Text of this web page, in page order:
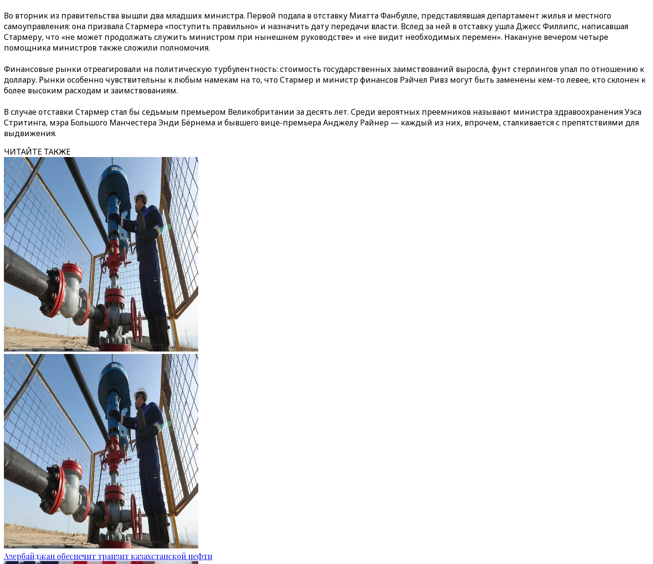
Во вторник из правительства вышли два младших министра. Первой подала в отставку Миатта Фанбулле, представлявшая департамент жилья и местного
самоуправления: она призвала Стармера «поступить правильно» и назначить дату передачи власти. Вслед за ней в отставку ушла Джесс Филлипс, написавшая
Стармеру, что «не может продолжать служить министром при нынешнем руководстве» и «не видит необходимых перемен». Накануне вечером четыре
помощника министров также сложили полномочия.
Финансовые рынки отреагировали на политическую турбулентность: стоимость государственных заимствований выросла, фунт стерлингов упал по отношению к
доллару. Рынки особенно чувствительны к любым намекам на то, что Стармер и министр финансов Рэйчел Ривз могут быть заменены кем-то левее, кто склонен к
более высоким расходам и заимствованиям.
В случае отставки Стармер стал бы седьмым премьером Великобритании за десять лет. Среди вероятных преемников называют министра здравоохранения Уэса
Стритинга, мэра Большого Манчестера Энди Бёрнема и бывшего вице-премьера Анджелу Райнер — каждый из них, впрочем, сталкивается с препятствиями для
выдвижения.
ЧИТАЙТЕ ТАКЖЕ
Азербайджан обеспечит транзит казахстанской нефти